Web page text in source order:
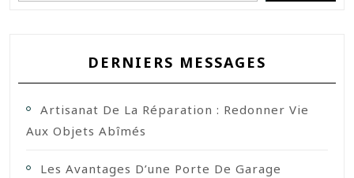
DERNIERS MESSAGES
Artisanat De La Réparation : Redonner Vie
Aux Objets Abîmés
Les Avantages D’une Porte De Garage